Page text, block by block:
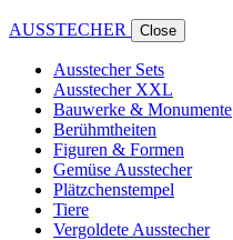
AUSSTECHER Close
Ausstecher Sets
Ausstecher XXL
Bauwerke & Monumente
Berühmtheiten
Figuren & Formen
Gemüse Ausstecher
Plätzchenstempel
Tiere
Vergoldete Ausstecher